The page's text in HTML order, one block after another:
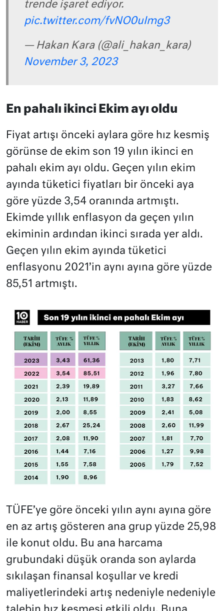
trende işaret ediyor.
pic.twitter.com/fvNO0uImg3
— Hakan Kara (@ali_hakan_kara)
November 3, 2023
En pahalı ikinci Ekim ayı oldu
Fiyat artışı önceki aylara göre hız kesmiş
görünse de ekim son 19 yılın ikinci en
pahalı ekim ayı oldu. Geçen yılın ekim
ayında tüketici fiyatları bir önceki aya
göre yüzde 3,54 oranında artmıştı.
Ekimde yıllık enflasyon da geçen yılın
ekiminin ardından ikinci sırada yer aldı.
Geçen yılın ekim ayında tüketici
enflasyonu 2021’in aynı ayına göre yüzde
85,51 artmıştı.
TÜFE’ye göre önceki yılın aynı ayına göre
en az artış gösteren ana grup yüzde 25,98
ile konut oldu. Bu ana harcama
grubundaki düşük oranda son aylarda
sıkılaşan finansal koşullar ve kredi
maliyetlerindeki artış nedeniyle nedeniyle